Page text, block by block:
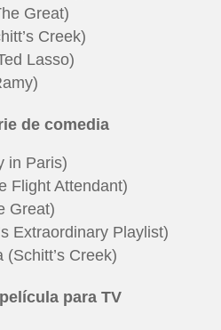
Great)
Creek)
Lasso)
de comedia
in Paris)
Flight Attendant)
Great)
Extraordinary Playlist)
(Schitt’s Creek)
para TV